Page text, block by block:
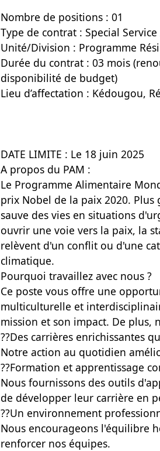
Nombre de positions : 01
Type de contrat : Special
Unité/Division : Programme
Durée du contrat : 03 mois
disponibilité de budget)
Lieu d’affectation : Kédougou,
DATE LIMITE : Le 18 juin 2025
A propos du PAM :
Le Programme Alimentaire
prix Nobel de la paix 2020.
sauve des vies en situations
ouvrir une voie vers la paix, la
relèvent d'un conflit ou d'une
climatique.
Pourquoi travaillez avec nous ?
Ce poste vous offre une
multiculturelle et
mission et son impact. De plus,
??Des carrières enrichissantes
Notre action au quotidien
??Formation et apprentissage
Nous fournissons des outils
de développer leur carrière en
??Un environnement
Nous encourageons l'équilibre
renforcer nos équipes.